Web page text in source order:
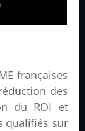
françaises
des
du ROI et
qualifiés sur